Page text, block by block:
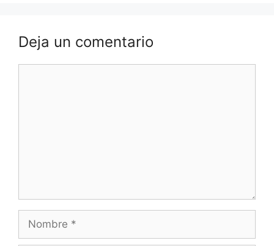
Deja un comentario